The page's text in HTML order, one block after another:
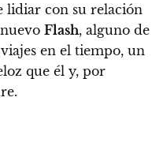
lidiar con su relación
Flash, alguno de
en el tiempo, un
que él y, por